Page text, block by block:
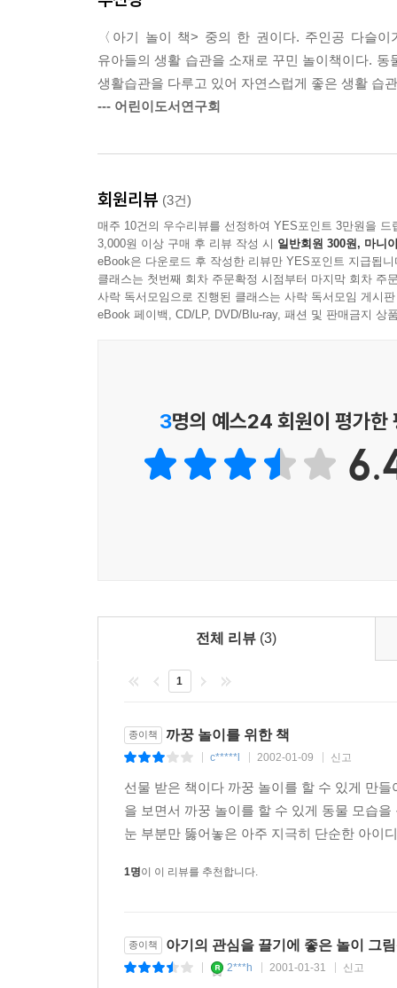
〈아기 놀이 책> 중의 한 권이다. 주인공 다슬
유아들의 생활 습관을 소재로 꾸민 놀이책이다.
생활습관을 다루고 있어 자연스럽게 좋은 생활 습
--- 어린이도서연구회
회원리뷰 (3건)
매주 10건의 우수리뷰를 선정하여 YES포인트 3만원을 드
3,000원 이상 구매 후 리뷰 작성 시 일반회원 300원, 마니
eBook은 다운로드 후 작성한 리뷰만 YES포인트 지급됩니
클래스는 첫번째 회차 주문확정 시점부터 마지막 회차 주
사락 독서모임으로 진행된 클래스는 사락 독서모임 게시
eBook 페이백, CD/LP, DVD/Blu-ray, 패션 및 판매금지 상
3명의 예스24 회원이 평가한
전체 리뷰 (3)
1
종이책 까꿍 놀이를 위한 책
c*****l 2002-01-09 신고
선물 받은 책이다 까꿍 놀이를 할 수 있게 만
을 보면서 까꿍 놀이를 할 수 있게 동물 모습
눈 부분만 뚫어놓은 아주 지극히 단순한 아이
1명이 이 리뷰를 추천합니다.
종이책 아기의 관심을 끌기에 좋은 놀이 그
2***h 2001-01-31 신고